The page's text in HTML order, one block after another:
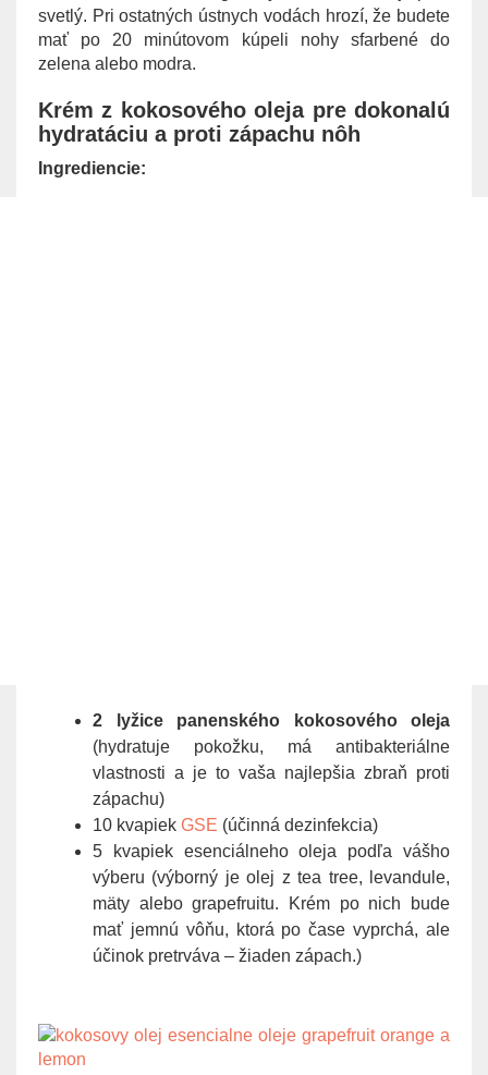
svetlý. Pri ostatných ústnych vodách hrozí, že budete
mať po 20 minútovom kúpeli nohy sfarbené do
zelena alebo modra.
Krém z kokosového oleja pre dokonalú
hydratáciu a proti zápachu nôh
Ingrediencie:
2 lyžice panenského kokosového oleja
(hydratuje pokožku, má antibakteriálne
vlastnosti a je to vaša najlepšia zbraň proti
zápachu)
10 kvapiek GSE (účinná dezinfekcia)
5 kvapiek esenciálneho oleja podľa vášho
výberu (výborný je olej z tea tree, levandule,
mäty alebo grapefruitu. Krém po nich bude
mať jemnú vôňu, ktorá po čase vyprchá, ale
účinok pretrváva – žiaden zápach.)